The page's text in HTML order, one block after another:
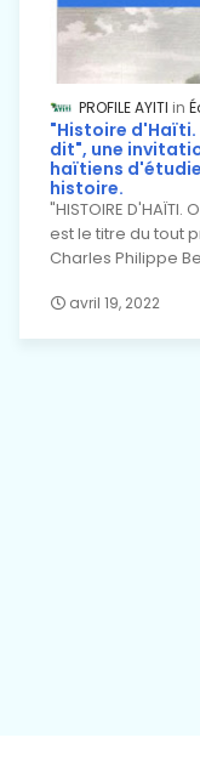
PROFILE AYITI
"Histoire
dit", une
haïtiens
histoire.
"HISTOIRE D'HAÏTI.
est le titre du tout
Charles Philippe
avril 19, 2022